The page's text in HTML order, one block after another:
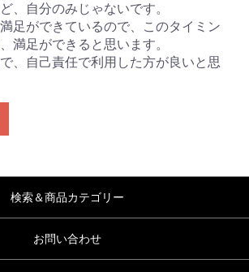
、自分のみじゃないです。
足ができているので、このタイミン
満足ができると思います。
、自己責任で利用した方が良いと思
検索＆商品カテゴリー
お問い合わせ